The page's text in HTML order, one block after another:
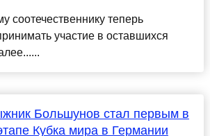
соотечественнику теперь
участие в оставшихся
Большунов стал первым в
Кубка мира в Германии